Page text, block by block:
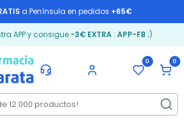
a Península en pedidos +65€
APP y consigue -3€ EXTRA: APP-FB ;)
0 0